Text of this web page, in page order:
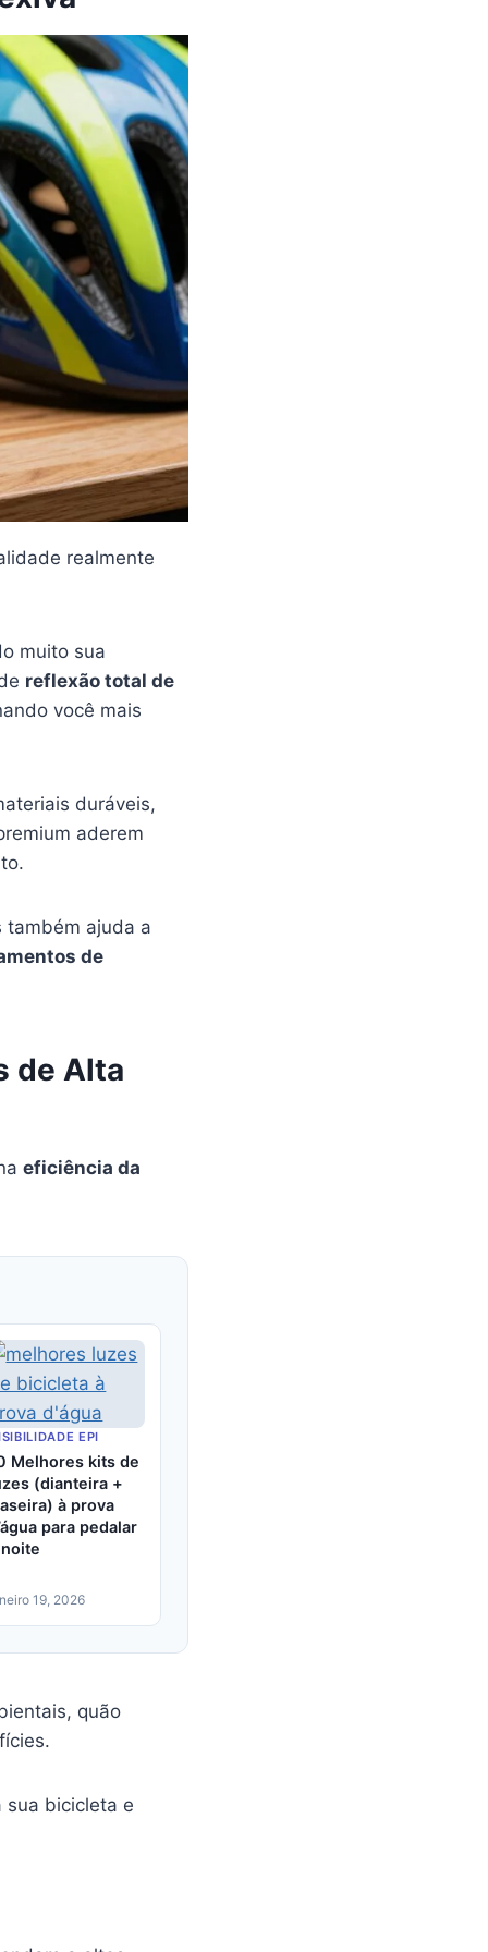
realmente
muito sua
reflexão total de
você mais
duráveis,
aderem
também ajuda a
de
de Alta
eficiência da
EPI
Melhores kits de
(dianteira +
à prova
para pedalar
19, 2026
quão
sua bicicleta e